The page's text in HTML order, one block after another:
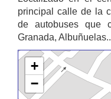
principal calle de la
de autobuses que
Granada,
+
−